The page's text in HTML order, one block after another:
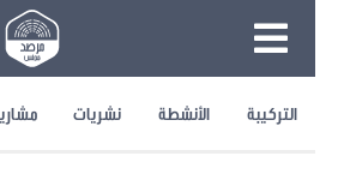
التركيبة الأنشطة نشريات مشاريع